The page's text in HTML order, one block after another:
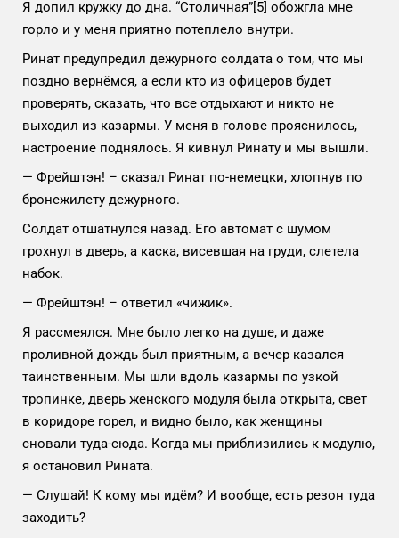
Я допил кружку до дна. “Столичная”[5] обожгла мне
горло и у меня приятно потеплело внутри.
Ринат предупредил дежурного солдата о том, что мы
поздно вернёмся, а если кто из офицеров будет
проверять, сказать, что все отдыхают и никто не
выходил из казармы. У меня в голове прояснилось,
настроение поднялось. Я кивнул Ринату и мы вышли.
— Фрейштэн! – сказал Ринат по-немецки, хлопнув по
бронежилету дежурного.
Солдат отшатнулся назад. Его автомат с шумом
грохнул в дверь, а каска, висевшая на груди, слетела
набок.
— Фрейштэн! – ответил «чижик».
Я рассмеялся. Мне было легко на душе, и даже
проливной дождь был приятным, а вечер казался
таинственным. Мы шли вдоль казармы по узкой
тропинке, дверь женского модуля была открыта, свет
в коридоре горел, и видно было, как женщины
сновали туда-сюда. Когда мы приблизились к модулю,
я остановил Рината.
— Слушай! К кому мы идём? И вообще, есть резон туда
заходить?